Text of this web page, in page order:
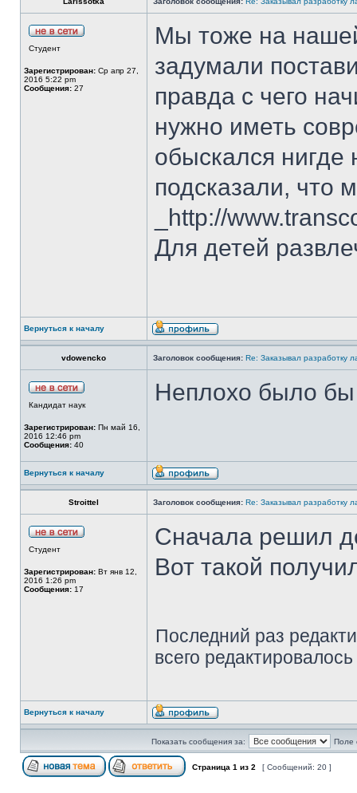
Студент
Зарегистрирован: Ср апр 27,
2016 5:22 pm
Сообщения: 27
Мы тоже на
задумали
правда с чего
нужно иметь
обыскался
подсказали, что
_http://
Для детей
Вернуться к началу
vdowencko Заголовок сообщения: Re: Заказывал разработку
Кандидат наук
Зарегистрирован: Пн май 16,
2016 12:46 pm
Сообщения: 40
Неплохо было
Вернуться к началу
Stroittel Заголовок сообщения: Re: Заказывал разработку
Студент
Зарегистрирован: Вт янв 12,
2016 1:26 pm
Сообщения: 17
Сначала решил
Вот такой
Последний раз
всего
Вернуться к началу
Показать сообщения за: Поле
Страница 1 из 2 [ Сообщений: 20 ]